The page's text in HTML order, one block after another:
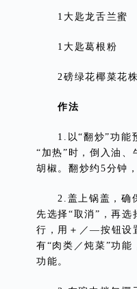
1大匙龙舌兰蜜
1大匙葛根粉
2磅绿花椰菜花株
作法
1.以“翻炒”功能预
“加热”时，倒入油、
胡椒。翻炒约5分钟
2.盖上锅盖，确保
先选择“取消”，再选
行，用＋／—按钮设
有“肉类／炖菜”功能
功能。